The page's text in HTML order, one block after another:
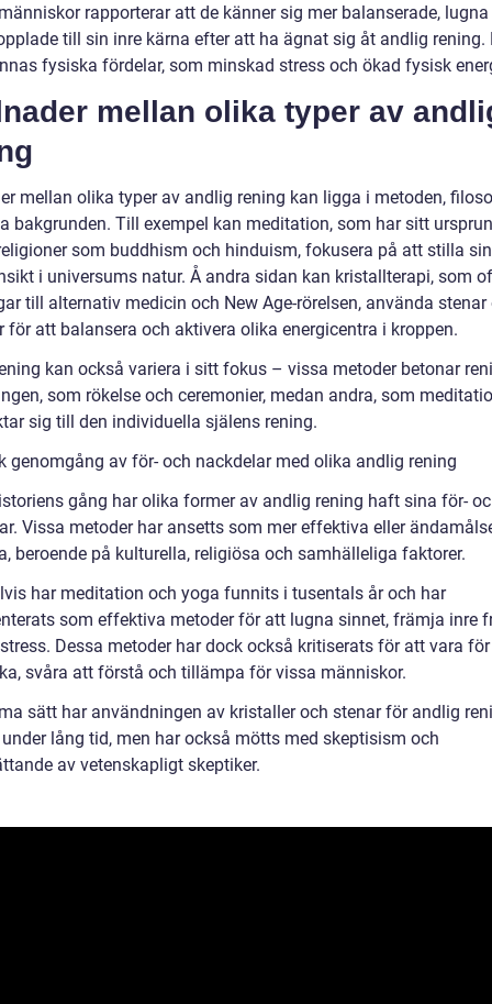
rapporterar att de känner sig mer balanserade,
till sin inre kärna efter att ha ägnat sig åt andlig rening.
fysiska fördelar, som minskad stress och ökad fysisk
mellan olika typer av
mellan olika typer av andlig rening kan ligga i metoden,
bakgrunden. Till exempel kan meditation, som har sitt
som buddhism och hinduism, fokusera på att stilla
i universums natur. Å andra sidan kan kristallterapi, som
till alternativ medicin och New Age-rörelsen, använda stenar
för att balansera och aktivera olika energicentra i kroppen.
kan också variera i sitt fokus – vissa metoder betonar
som rökelse och ceremonier, medan andra, som
sig till den individuella själens rening.
genomgång av för- och nackdelar med olika andlig rening
gång har olika former av andlig rening haft sina för-
Vissa metoder har ansetts som mer effektiva eller
beroende på kulturella, religiösa och samhälleliga faktorer.
har meditation och yoga funnits i tusentals år och har
som effektiva metoder för att lugna sinnet, främja inre
Dessa metoder har dock också kritiserats för att vara för
svåra att förstå och tillämpa för vissa människor.
sätt har användningen av kristaller och stenar för andlig
lång tid, men har också mötts med skeptisism och
av vetenskapligt skeptiker.